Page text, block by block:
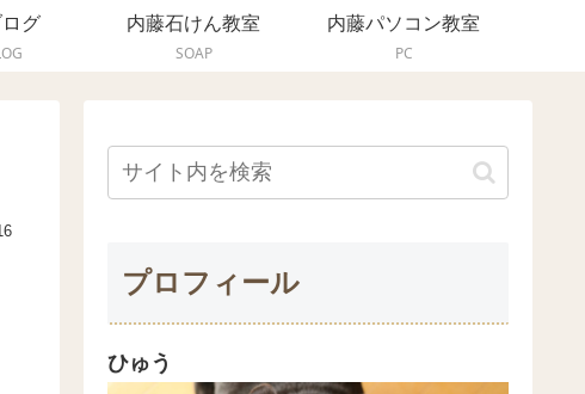
グ
内藤石けん教室
SOAP
内藤パソコン教室
PC
プロフィール
ひゅう